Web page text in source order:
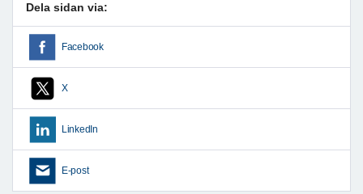
Dela sidan via:
Facebook
X
LinkedIn
E-post